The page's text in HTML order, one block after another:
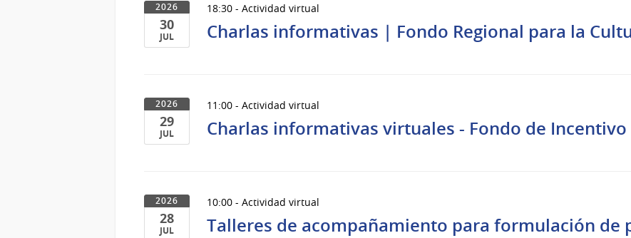
del
2026
2026
30
JUL
del
2026
18:30 - Actividad virtual
Charlas informativas | Fondo Regional para la
2026
29
JUL
del
2026
11:00 - Actividad virtual
Charlas informativas virtuales - Fondo de
2026
28
JUL
10:00 - Actividad virtual
Talleres de acompañamiento para formulación de